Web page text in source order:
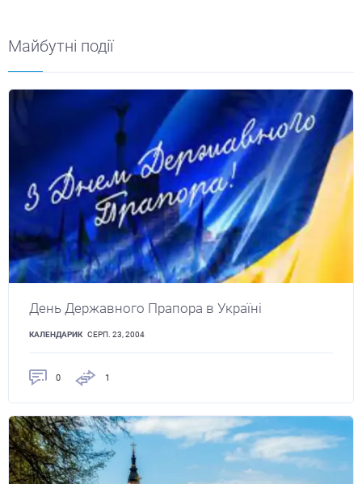
Майбутні події
День Державного Прапора в Україні
КАЛЕНДАРИК СЕРП. 23, 2004
0 1